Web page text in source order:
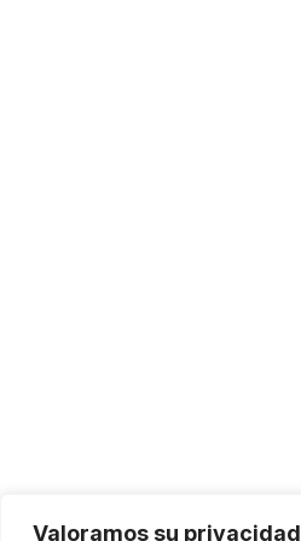
Valoramos su privacidad